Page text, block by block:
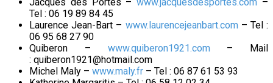
Tel : 06 19 89 84 45
Laurence Jean-Bart – www.laurencejeanbart.com – Tel :
06 95 68 27 90
Quiberon – www.quiberon1921.com– Mail
: quiberon1921@hotmail.com
Michel Maly – www.maly.fr – Tel : 06 87 61 53 93